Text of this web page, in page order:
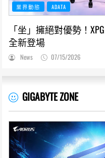
業界動態 ADATA
「坐」擁絕對優勢！XPG
全新登場
News 07/15/2026
GIGABYTE ZONE